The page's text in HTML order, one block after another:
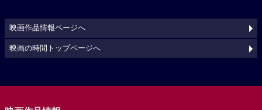
映画作品情報ページへ
映画の時間トップページへ